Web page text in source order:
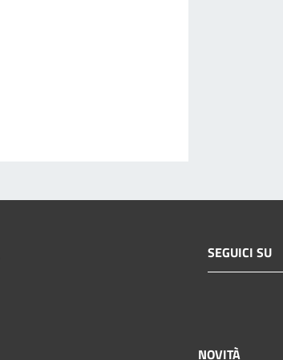
SEGUICI SU
NOVITÀ